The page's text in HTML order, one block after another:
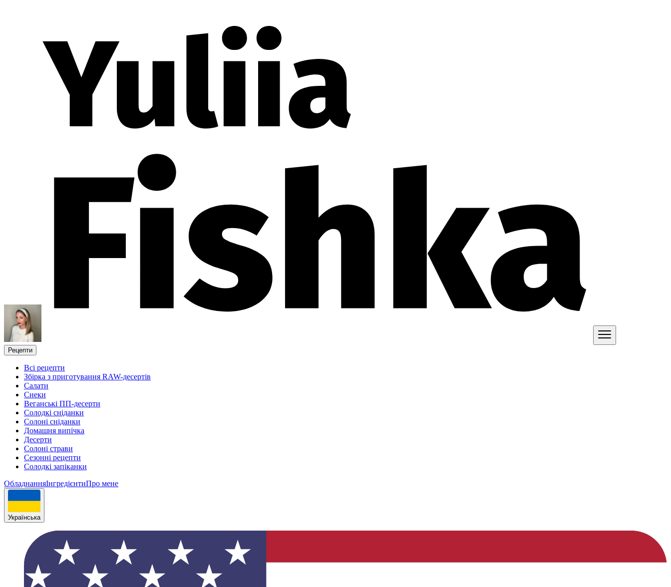
Рецепти
Всі рецепти
Збірка з приготування RAW-десертів
Салати
Снеки
Веганські ПП-десерти
Солодкі сніданки
Солоні сніданки
Домашня випічка
Десерти
Солоні страви
Сезонні рецепти
Cолодкі запіканки
ОбладнанняІнгрeдієнтиПро мене
Українська